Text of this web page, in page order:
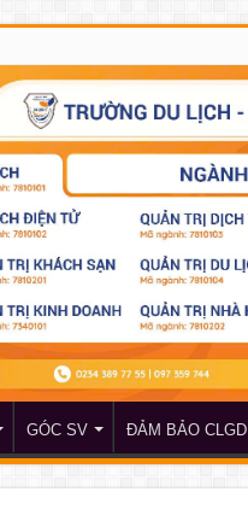
GÓC SV ĐẢM BẢO CLGD